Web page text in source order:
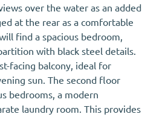
over the water as an added
at the rear as a comfortable
find a spacious bedroom,
with black steel details.
facing balcony, ideal for
sun. The second floor
bedrooms, a modern
laundry room. This provides